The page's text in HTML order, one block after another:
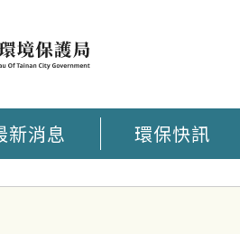
新消息 環保快訊
小事時刻掌握 垃圾車即時